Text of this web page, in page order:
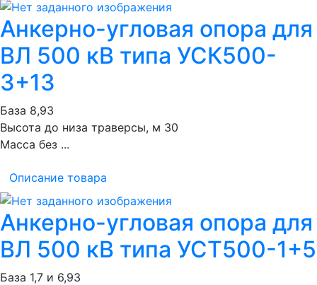
Анкерно-угловая опора для
ВЛ 500 кВ типа УСК500-
3+13
База 8,93
Высота до низа траверсы, м 30
Масса без ...
Описание товара
Анкерно-угловая опора для
ВЛ 500 кВ типа УСТ500-1+5
База 1,7 и 6,93